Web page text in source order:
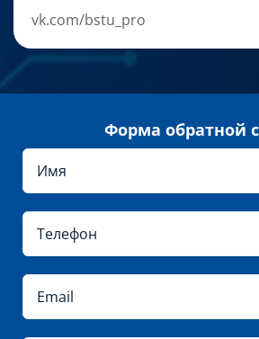
vk.com/bstu_pro
Форма обратной